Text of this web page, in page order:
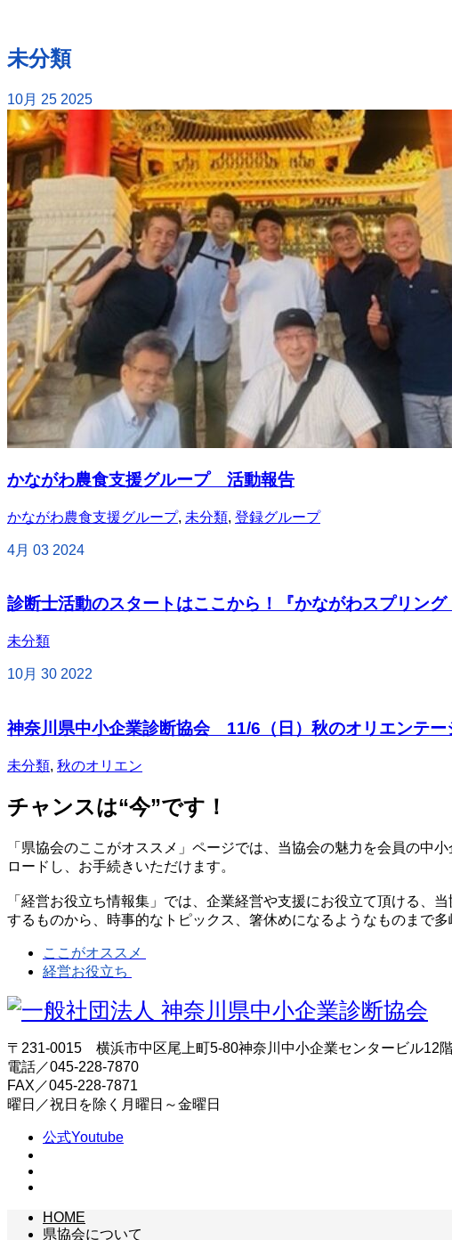
未分類
10月 25 2025
かながわ農食支援グループ 活動報告
かながわ農食支援グループ, 未分類, 登録グループ
4月 03 2024
診断士活動のスタートはここから！『かながわスプリング
未分類
10月 30 2022
神奈川県中小企業診断協会 11/6（日）秋のオリエンテー
未分類, 秋のオリエン
チャンスは“今”です！
「県協会のここがオススメ」ページでは、当協会の魅力を会員の中
ロードし、お手続きいただけます。
「経営お役立ち情報集」では、企業経営や支援にお役立て頂ける、
するものから、時事的なトピックス、箸休めになるようなものまで多
ここがオススメ
経営お役立ち
〒231-0015 横浜市中区尾上町5-80神奈川中小企業センタービル12
電話／045-228-7870
FAX／045-228-7871
曜日／祝日を除く月曜日～金曜日
公式Youtube
HOME
県協会について